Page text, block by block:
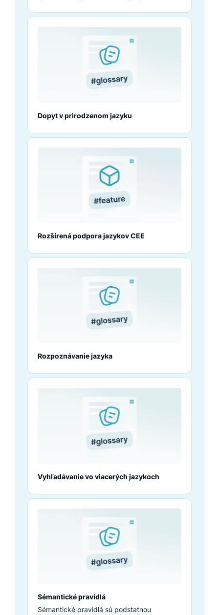
Dopyt v prirodzenom jazyku
Rozšírená podpora jazykov CEE
Rozpoznávanie jazyka
Vyhľadávanie vo viacerých jazykoch
Sémantické pravidlá
Sémantické pravidlá sú podstatnou